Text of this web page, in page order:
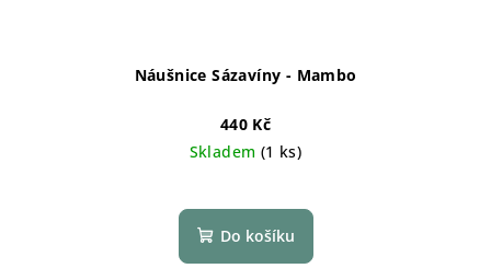
Náušnice Sázavíny - Mambo
440 Kč
Skladem (1 ks)
Do košíku